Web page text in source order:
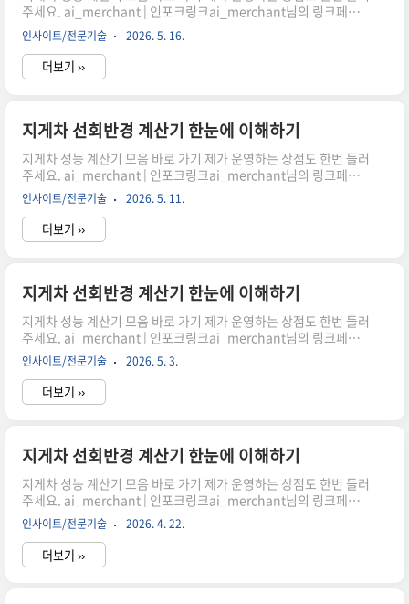
주세요. ai_merchant | 인포크링크ai_merchant님의 링크페이
지를 구경해보세요 👀link.inpock.co.kr 최소 회전 공간 어떻게 계
산할까?지게차 작업 시 가장 중요한 요소 중 하나는 바로 회전 공간
입니다. 좁은 창고나 물류 현장에서 효율적으로 움직이기 위해서는
정확한 선회반경 계산이 필수입니다. 이 글에서는 휠베이스와 조향
시어, 주문하시면 저에게 많은 도움이 됩니다. 감사합니다."이 포스
팅은 쿠팡 파트너스 활동의 일환으로, 이에 따른 일정액의 수수료를
제공받습니다." 지게차를 실제로 운..
인사이트/전문기술 2026. 5. 16.
더보기 ››
지게차 선회반경 계산기 한눈에 이해하기
지게차 성능 계산기 모음 바로 가기 제가 운영하는 상점도 한번 들러
주세요. ai_merchant | 인포크링크ai_merchant님의 링크페이
지를 구경해보세요 👀link.inpock.co.kr 최소 회전 공간 어떻게 계
산할까?지게차 작업 시 가장 중요한 요소 중 하나는 바로 회전 공간
입니다. 좁은 창고나 물류 현장에서 효율적으로 움직이기 위해서는
정확한 선회반경 계산이 필수입니다. 이 글에서는 휠베이스와 조향
시어, 주문하시면 저에게 많은 도움이 됩니다. 감사합니다."이 포스
팅은 쿠팡 파트너스 활동의 일환으로, 이에 따른 일정액의 수수료를
제공받습니다." 지게차를 실제로 운..
인사이트/전문기술 2026. 5. 11.
더보기 ››
지게차 선회반경 계산기 한눈에 이해하기
지게차 성능 계산기 모음 바로 가기 제가 운영하는 상점도 한번 들러
주세요. ai_merchant | 인포크링크ai_merchant님의 링크페이
지를 구경해보세요 👀link.inpock.co.kr 최소 회전 공간 어떻게 계
산할까?지게차 작업 시 가장 중요한 요소 중 하나는 바로 회전 공간
입니다. 좁은 창고나 물류 현장에서 효율적으로 움직이기 위해서는
정확한 선회반경 계산이 필수입니다. 이 글에서는 휠베이스와 조향
시어, 주문하시면 저에게 많은 도움이 됩니다. 감사합니다."이 포스
팅은 쿠팡 파트너스 활동의 일환으로, 이에 따른 일정액의 수수료를
제공받습니다." 지게차를 실제로 운..
인사이트/전문기술 2026. 5. 3.
더보기 ››
지게차 선회반경 계산기 한눈에 이해하기
지게차 성능 계산기 모음 바로 가기 제가 운영하는 상점도 한번 들러
주세요. ai_merchant | 인포크링크ai_merchant님의 링크페이
지를 구경해보세요 👀link.inpock.co.kr 최소 회전 공간 어떻게 계
산할까?지게차 작업 시 가장 중요한 요소 중 하나는 바로 회전 공간
입니다. 좁은 창고나 물류 현장에서 효율적으로 움직이기 위해서는
정확한 선회반경 계산이 필수입니다. 이 글에서는 휠베이스와 조향
인사이트/전문기술 2026. 4. 22.
더보기 ››